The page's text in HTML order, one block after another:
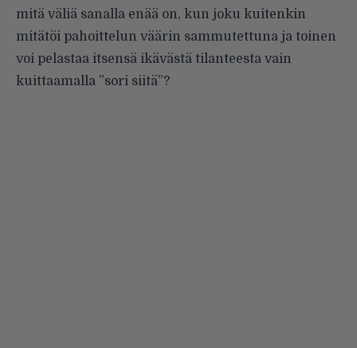
mitä väliä sanalla enää on, kun joku kuitenkin
mitätöi pahoittelun väärin sammutettuna ja toinen
voi pelastaa itsensä ikävästä tilanteesta vain
kuittaamalla ”sori siitä”?